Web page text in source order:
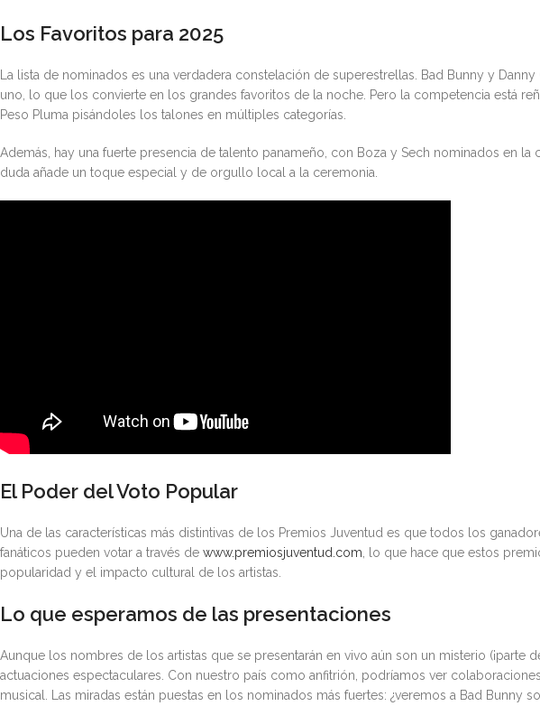
Los Favoritos para 2025
La lista de nominados es una verdadera constelación de superestrellas. Bad Bunny y
uno, lo que los convierte en los grandes favoritos de la noche. Pero la competencia está
Peso Pluma pisándoles los talones en múltiples categorías.
Además, hay una fuerte presencia de talento panameño, con Boza y Sech nominados en la
duda añade un toque especial y de orgullo local a la ceremonia.
El Poder del Voto Popular
Una de las características más distintivas de los Premios Juventud es que todos los
fanáticos pueden votar a través de www.premiosjuventud.com , lo que hace que estos
popularidad y el impacto cultural de los artistas.
Lo que esperamos de las presentaciones
Aunque los nombres de los artistas que se presentarán en vivo aún son un misterio (¡parte
actuaciones espectaculares. Con nuestro país como anfitrión, podríamos ver
musical. Las miradas están puestas en los nominados más fuertes: ¿veremos a Bad Bunny